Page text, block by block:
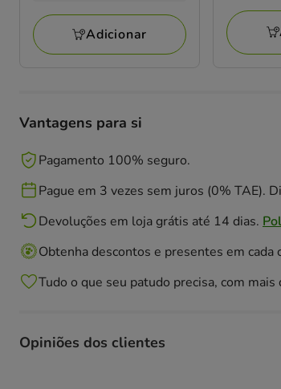
avaliações
123.21€Adicionar
Vantagens para si
Pagamento 100% seguro.
Pague em 3 vezes sem juros (0% TAE).
Devoluções em loja grátis até 14 dias.
Obtenha descontos e presentes em cada
Tudo o que seu patudo precisa, com
Opiniões dos clientes
76% das pessoas avaliaram com 5